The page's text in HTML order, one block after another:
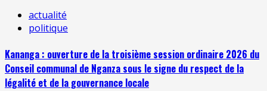
actualité
politique
Kananga : ouverture de la troisième session ordinaire 2026 du
Conseil communal de Nganza sous le signe du respect de la
légalité et de la gouvernance locale